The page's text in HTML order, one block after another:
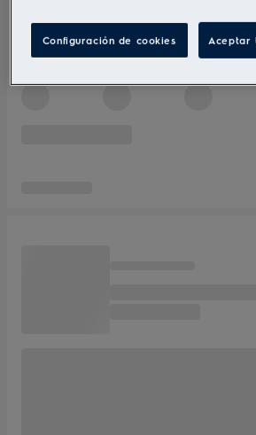
Configuración de cookies Aceptar